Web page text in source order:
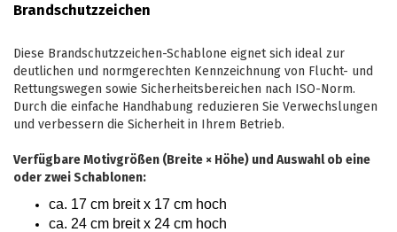
Brandschutzzeichen
Diese Brandschutzzeichen-Schablone eignet sich ideal zur
deutlichen und normgerechten Kennzeichnung von Flucht- und
Rettungswegen sowie Sicherheitsbereichen nach ISO-Norm.
Durch die einfache Handhabung reduzieren Sie Verwechslungen
und verbessern die Sicherheit in Ihrem Betrieb.
Verfügbare Motivgrößen (Breite × Höhe) und Auswahl ob eine
oder zwei Schablonen:
ca. 17 cm breit x 17 cm hoch
ca. 24 cm breit x 24 cm hoch